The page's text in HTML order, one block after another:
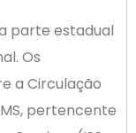
parte estadual
Os
a Circulação
pertencente